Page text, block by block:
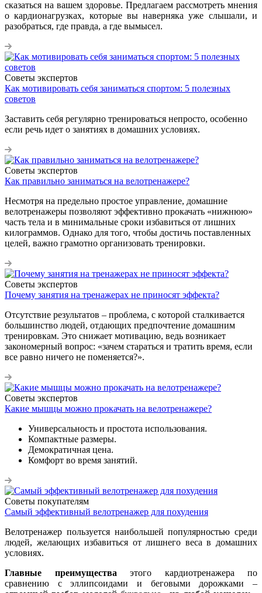
сказаться на вашем здоровье. Предлагаем рассмотреть мнения
о кардионагрузках, которые вы наверняка уже слышали, и
разобраться, где правда, а где вымысел.
Советы экспертов
Как мотивировать себя заниматься спортом: 5 полезных
советов
Заставить себя регулярно тренироваться непросто, особенно
если речь идет о занятиях в домашних условиях.
Советы экспертов
Как правильно заниматься на велотренажере?
Несмотря на предельно простое управление, домашние
велотренажеры позволяют эффективно прокачать «нижнюю»
часть тела и в минимальные сроки избавиться от лишних
килограммов. Однако для того, чтобы достичь поставленных
целей, важно грамотно организовать тренировки.
Советы экспертов
Почему занятия на тренажерах не приносят эффекта?
Отсутствие результатов – проблема, с которой сталкивается
большинство людей, отдающих предпочтение домашним
тренировкам. Это снижает мотивацию, ведь возникает
закономерный вопрос: «зачем стараться и тратить время, если
все равно ничего не поменяется?».
Советы экспертов
Какие мышцы можно прокачать на велотренажере?
Универсальность и простота использования.
Компактные размеры.
Демократичная цена.
Комфорт во время занятий.
Советы покупателям
Самый эффективный велотренажер для похудения
Велотренажер пользуется наибольшей популярностью среди
людей, желающих избавиться от лишнего веса в домашних
условиях.
Главные преимущества этого кардиотренажера по
сравнению с эллипсоидами и беговыми дорожками –